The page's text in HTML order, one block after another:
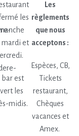
les
mardi et
bar est
les
midis.
Les
règlements
que nous
acceptons :
Espèces, CB,
Tickets
restaurant,
Chèques
vacances et
Amex.